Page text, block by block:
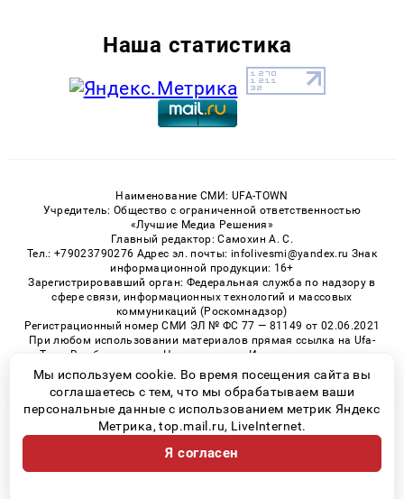
Наша статистика
Наименование СМИ: UFA-TOWN
Учредитель: Общество с ограниченной ответственностью
«Лучшие Медиа Решения»
Главный редактор: Самохин А. С.
Тел.: +79023790276 Адрес эл. почты: infolivesmi@yandex.ru Знак
информационной продукции: 16+
Зарегистрировавший орган: Федеральная служба по надзору в
сфере связи, информационных технологий и массовых
коммуникаций (Роскомнадзор)
Регистрационный номер СМИ ЭЛ № ФС 77 — 81149 от 02.06.2021
При любом использовании материалов прямая ссылка на Ufa-
Town.Ru обязательна. Цитирование в Интернете возможно
только при наличии письменного разрешения.
© 2026 «Ufa-Town» | Все права защищены
Возрастная категория сайта 16+
Политика конфиденциальности
Мы используем cookie. Во время посещения сайта вы
соглашаетесь с тем, что мы обрабатываем ваши
персональные данные с использованием метрик Яндекс
Метрика, top.mail.ru, LiveInternet.
Я согласен